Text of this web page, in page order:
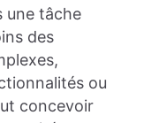
une tâche
des
ou
concevoir